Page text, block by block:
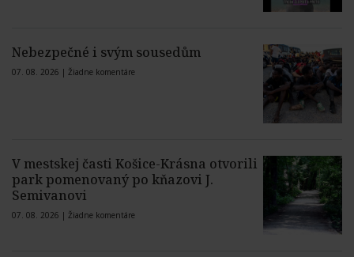
Nebezpečné i svým sousedům
07. 08. 2026 | Žiadne komentáre
V mestskej časti Košice-Krásna otvorili
park pomenovaný po kňazovi J.
Semivanovi
07. 08. 2026 | Žiadne komentáre